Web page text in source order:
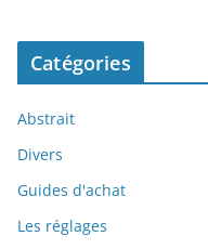
Catégories
Abstrait
Divers
Guides d'achat
Les réglages